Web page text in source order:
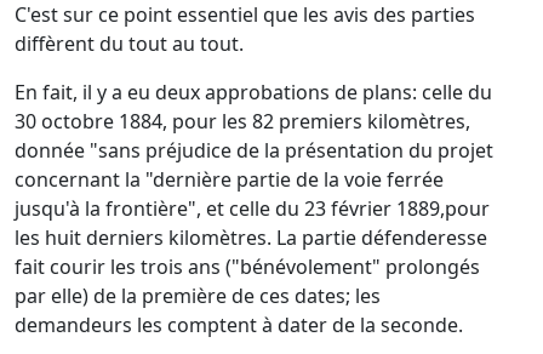
C'est sur ce point essentiel que les avis des parties
diffèrent du tout au tout.
En fait, il y a eu deux approbations de plans: celle du
30 octobre 1884, pour les 82 premiers kilomètres,
donnée "sans préjudice de la présentation du projet
concernant la "dernière partie de la voie ferrée
jusqu'à la frontière", et celle du 23 février 1889,pour
les huit derniers kilomètres. La partie défenderesse
fait courir les trois ans ("bénévolement" prolongés
par elle) de la première de ces dates; les
demandeurs les comptent à dater de la seconde.